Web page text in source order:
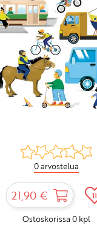
0 arvostelua
21,90 € 11
Ostoskorissa 0 kpl